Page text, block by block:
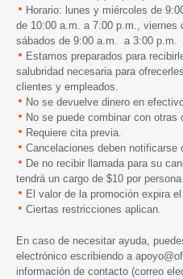
Horario: lunes y miércoles de
de 10:00 a.m. a 7:00 p.m., viernes
sábados de 9:00 a.m. a 3:00 p.m.
Estamos preparados para
salubridad necesaria para
clientes y empleados.
No se devuelve dinero en
No se puede combinar con otras
Requiere cita previa.
Cancelaciones deben notificarse
De no recibir llamada para su
tendrá un cargo de $10 por persona
El valor de la promoción expira
Ciertas restricciones aplican.
En caso de necesitar ayuda,
electrónico escribiendo a
información de contacto (correo